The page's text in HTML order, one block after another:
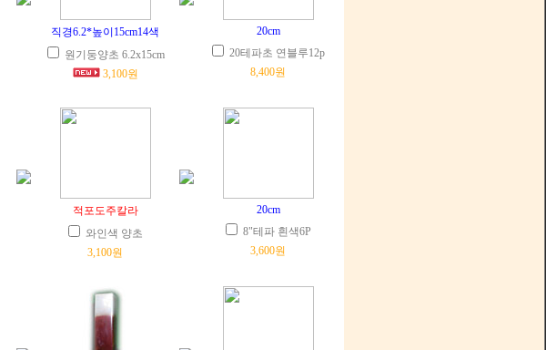
직경6.2*높이15cm14색
원기둥양초 6.2x15cm
3,100원
20cm
20테파초 연블루12p
8,400원
적포도주칼라
와인색 양초
3,100원
20cm
8"테파 흰색6P
3,600원